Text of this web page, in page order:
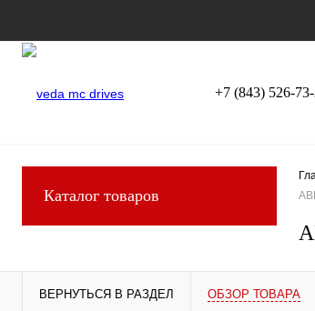
+7 (843) 526-
Каталог товаров
ВЕРНУТЬСЯ В РАЗДЕЛ ОБЗОР ТОВАРА